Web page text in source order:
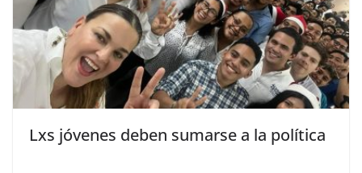
Lxs jóvenes deben sumarse a la política